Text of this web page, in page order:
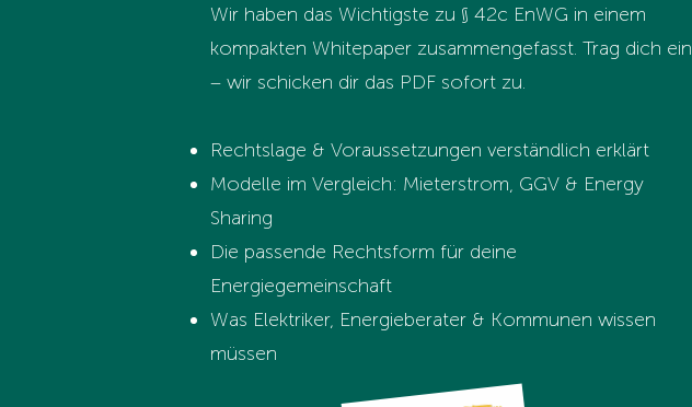
Wir haben das Wichtigste zu § 42c EnWG in einem
kompakten Whitepaper zusammengefasst. Trag dich ein
– wir schicken dir das PDF sofort zu.
Rechtslage & Voraussetzungen verständlich erklärt
Modelle im Vergleich: Mieterstrom, GGV & Energy
Sharing
Die passende Rechtsform für deine
Energiegemeinschaft
Was Elektriker, Energieberater & Kommunen wissen
müssen